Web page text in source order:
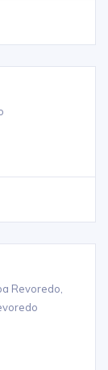
Revoredo,